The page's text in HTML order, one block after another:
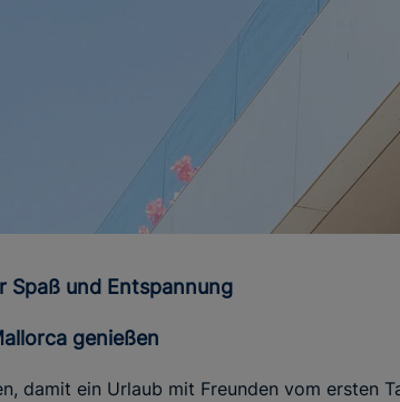
Spaß und Entspannung
genießen
damit ein Urlaub mit Freunden vom ersten